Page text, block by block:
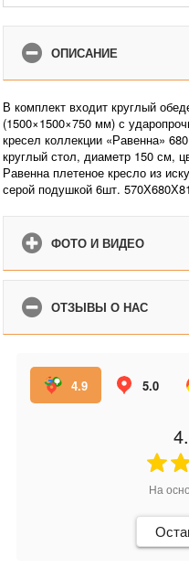
ОПИСАНИЕ
В комплект входит круглый
(1500×1500×750 мм) с
кресел коллекции «Равенна»
круглый стол, диаметр 150 см,
Равенна плетеное кресло из
серой подушкой 6шт.
ФОТО И ВИДЕО
ОТЗЫВЫ О НАС
4.9 5.0
На